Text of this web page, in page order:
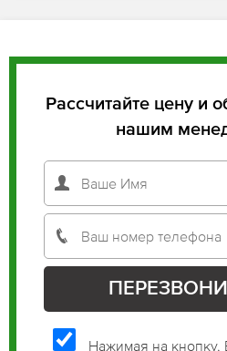
Рассчитайте цену и
нашим
Нажимая на кнопку,